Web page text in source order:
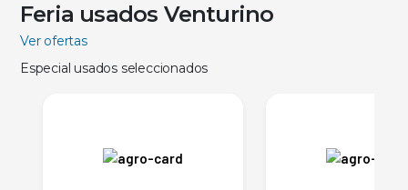
Feria usados Venturino
Ver ofertas
Especial usados seleccionados